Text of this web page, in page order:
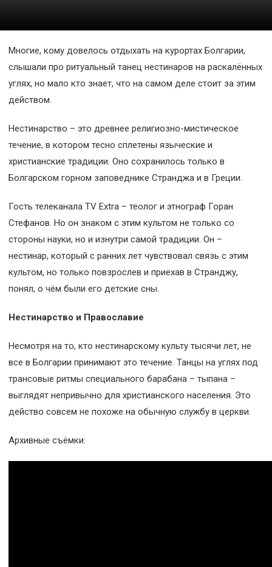
проекте
Многие, кому довелось отдыхать на курортах Болгарии,
слышали про ритуальный танец нестинаров на раскалённых
углях, но мало кто знает, что на самом деле стоит за этим
действом.
Нестинарство – это древнее религиозно-мистическое
течение, в котором тесно сплетены языческие и
христианские традиции. Оно сохранилось только в
Болгарском горном заповеднике Странджа и в Греции.
Гость телеканала TV Extra – теолог и этнограф Горан
Стефанов. Но он знаком с этим культом не только со
стороны науки, но и изнутри самой традиции. Он –
нестинар, который с ранних лет чувствовал связь с этим
культом, но только повзрослев и приехав в Странджу,
понял, о чём были его детские сны.
Нестинарство и Православие
Несмотря на то, кто нестинарскому культу тысячи лет, не
все в Болгарии принимают это течение. Танцы на углях под
трансовые ритмы специального барабана – тыпана –
выглядят непривычно для христианского населения. Это
действо совсем не похоже на обычную службу в церкви.
Архивные съёмки: